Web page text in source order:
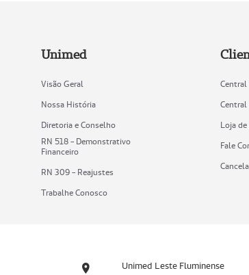
Unimed
Visão Geral
Nossa História
Diretoria e Conselho
RN 518 - Demonstrativo
Financeiro
RN 309 - Reajustes
Trabalhe Conosco
Central
Loja
Fale
Unimed Leste Fluminense